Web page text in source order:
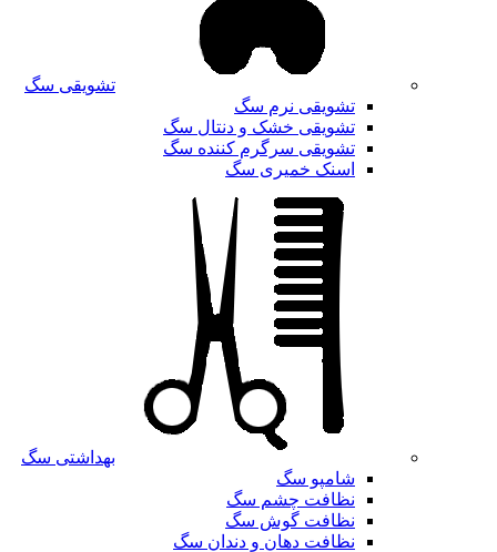
تشویقی سگ
تشویقی نرم سگ
تشویقی خشک و دنتال سگ
تشویقی سرگرم کننده سگ
اسنک خمیری سگ
بهداشتی سگ
شامپو سگ
نظافت چشم سگ
نظافت گوش سگ
نظافت دهان و دندان سگ